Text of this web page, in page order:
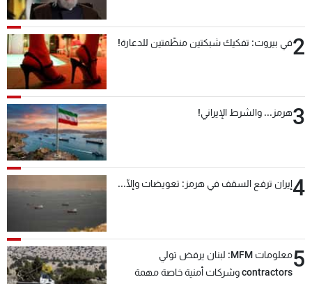
2في بيروت: تفكيك شبكتين منظّمتين للدعارة!
3هرمز... والشرط الإيراني!
4إيران ترفع السقف في هرمز: تعويضات وإلّا...
5
معلومات MFM: لبنان يرفض تولي
contractors وشركات أمنية خاصة مهمة